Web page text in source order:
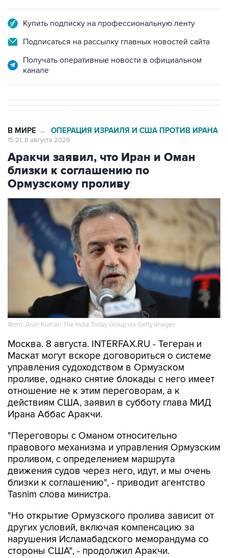
Купить подписку на профессиональную ленту
Подписаться на рассылку главных новостей сайта
Получать оперативные новости в официальном
канале
В МИРЕ → ОПЕРАЦИЯ ИЗРАИЛЯ И США ПРОТИВ ИРАНА
15:21, 8 августа 2026
Аракчи заявил, что Иран и Оман
близки к соглашению по
Ормузскому проливу
Фото: Arun Kumar/ The India Today Group via Getty Images
Москва. 8 августа. INTERFAX.RU - Тегеран и
Маскат могут вскоре договориться о системе
управления судоходством в Ормузском
проливе, однако снятие блокады с него имеет
отношение не к этим переговорам, а к
действиям США, заявил в субботу глава МИД
Ирана Аббас Аракчи.
"Переговоры с Оманом относительно
правового механизма и управления Ормузским
проливом, с определением маршрута
движения судов через него, идут, и мы очень
близки к соглашению", - приводит агентство
Tasnim слова министра.
"Но открытие Ормузского пролива зависит от
других условий, включая компенсацию за
нарушения Исламабадского меморандума со
стороны США", - продолжил Аракчи.